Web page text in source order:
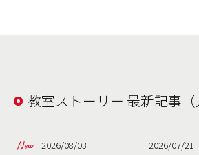
教室ストーリー 最新記事（
2026/08/03 2026/07/21